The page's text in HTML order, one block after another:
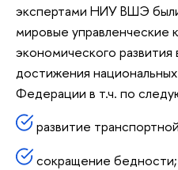
экспертами НИУ ВШЭ
мировые управленческие
экономического
достижения
Федерации в т.ч. по
развитие
сокращение бедности;